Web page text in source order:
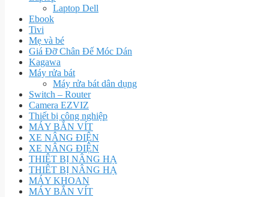
Laptop Dell
Ebook
Tivi
Mẹ và bé
Giá Đỡ Chân Đế Móc Dán
Kagawa
Máy rửa bát
Máy rửa bát dân dụng
Switch – Router
Camera EZVIZ
Thiết bị công nghiệp
MÁY BẮN VÍT
XE NÂNG ĐIỆN
XE NÂNG ĐIỆN
THIÊT BỊ NÂNG HẠ
THIÊT BỊ NÂNG HẠ
MÁY KHOAN
MÁY BẮN VÍT